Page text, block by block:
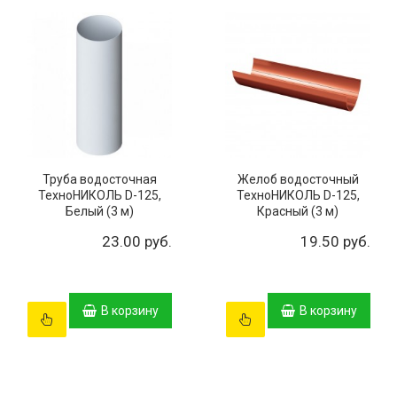
Труба водосточная
ТехноНИКОЛЬ D-125,
Белый (3 м)
23.00 руб.
В корзину
Желоб водосточный
ТехноНИКОЛЬ D-125,
Красный (3 м)
19.50 руб.
В корзину